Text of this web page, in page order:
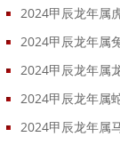
2024甲辰龙年属
2024甲辰龙年属
2024甲辰龙年属
2024甲辰龙年属
2024甲辰龙年属